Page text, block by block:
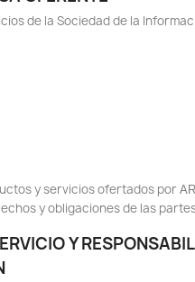
de la Sociedad de la
y servicios ofertados por
y obligaciones de las
Y